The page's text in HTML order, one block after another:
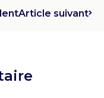
Article suivant